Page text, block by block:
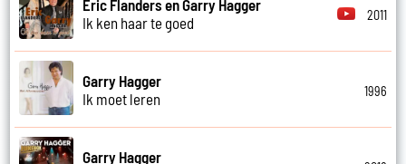
Eric Flanders en Garry Hagger
Ik ken haar te goed
2011
Garry Hagger
Ik moet leren
1996
Garry Hagger